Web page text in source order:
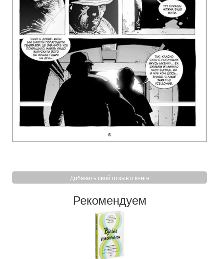
Добавить свой отзыв о книге
Рекомендуем